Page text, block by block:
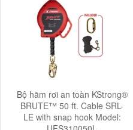
Bộ hãm rơi an toàn KStrong®
BRUTE™ 50 ft. Cable SRL-
LE with snap hook Model: